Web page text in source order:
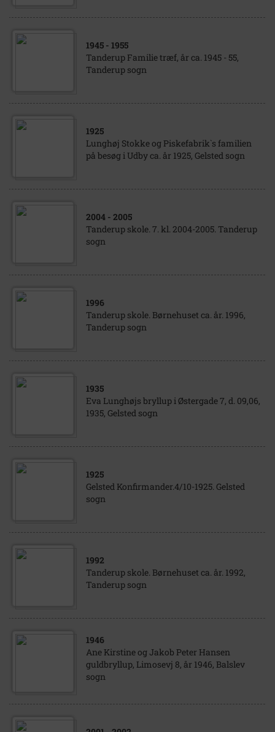
1945 - 1955
Tanderup Familie træf, år ca. 1945 - 55,
Tanderup sogn
1925
Lunghøj Stokke og Piskefabrik`s familien
på besøg i Udby ca. år 1925, Gelsted sogn
2004 - 2005
Tanderup skole. 7. kl. 2004-2005. Tanderup
sogn
1996
Tanderup skole. Børnehuset ca. år. 1996,
Tanderup sogn
1935
Eva Lunghøjs bryllup i Østergade 7, d. 09,06,
1935, Gelsted sogn
1925
Gelsted Konfirmander.4/10-1925. Gelsted
sogn
1992
Tanderup skole. Børnehuset ca. år. 1992,
Tanderup sogn
1946
Ane Kirstine og Jakob Peter Hansen
guldbryllup, Limosevj 8, år 1946, Balslev
sogn